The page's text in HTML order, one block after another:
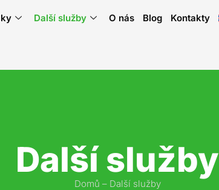
Další služby O nás Blog Kontakty
Další služby
Domů – Další služby